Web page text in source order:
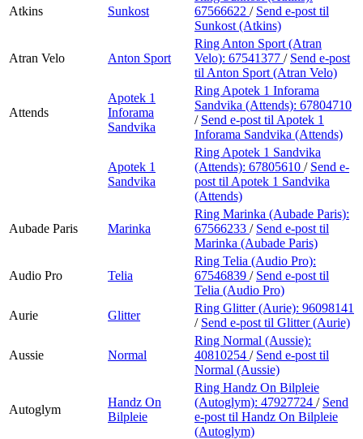
Atkins Sunkost
67566622 / Send e-post til
Sunkost (Atkins)
Atran Velo Anton Sport
Ring Anton Sport (Atran
Velo): 67541377 / Send e-post
til Anton Sport (Atran Velo)
Attends
Apotek 1
Inforama
Sandvika
Ring Apotek 1 Inforama
Sandvika (Attends): 67804710
/ Send e-post til Apotek 1
Inforama Sandvika (Attends)
Apotek 1
Sandvika
Ring Apotek 1 Sandvika
(Attends): 67805610 / Send e-
post til Apotek 1 Sandvika
(Attends)
Aubade Paris Marinka
Ring Marinka (Aubade Paris):
67566233 / Send e-post til
Marinka (Aubade Paris)
Audio Pro Telia
Ring Telia (Audio Pro):
67546839 / Send e-post til
Telia (Audio Pro)
Aurie
Glitter
Ring Glitter (Aurie): 96098141
/ Send e-post til Glitter (Aurie)
Aussie Normal
Ring Normal (Aussie):
40810254 / Send e-post til
Normal (Aussie)
Autoglym
Handz On
Bilpleie
Ring Handz On Bilpleie
(Autoglym): 47927724 / Send
e-post til Handz On Bilpleie
(Autoglym)